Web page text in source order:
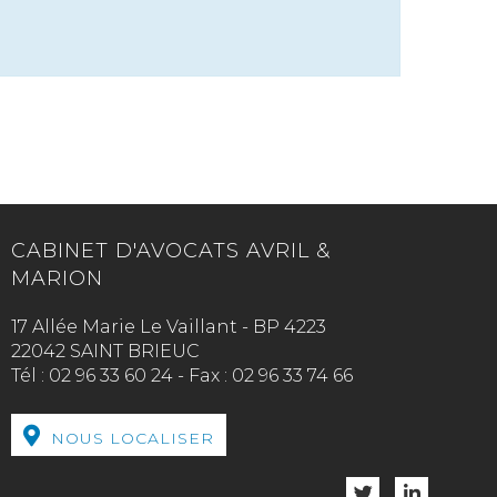
CABINET D'AVOCATS AVRIL &
MARION
17 Allée Marie Le Vaillant - BP 4223
22042 SAINT BRIEUC
Tél : 02 96 33 60 24 - Fax : 02 96 33 74 66
NOUS LOCALISER